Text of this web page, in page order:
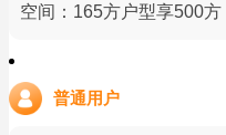
空间：165方户型享500方
普通用户